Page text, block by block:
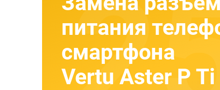
питания
смартфона
Vertu Aster P Ti